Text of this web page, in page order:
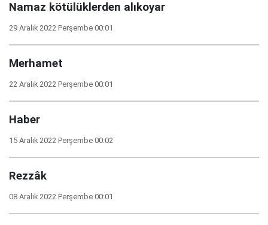
Namaz kötülüklerden alıkoyar
29 Aralık 2022 Perşembe 00:01
Merhamet
22 Aralık 2022 Perşembe 00:01
Haber
15 Aralık 2022 Perşembe 00:02
Rezzâk
08 Aralık 2022 Perşembe 00:01